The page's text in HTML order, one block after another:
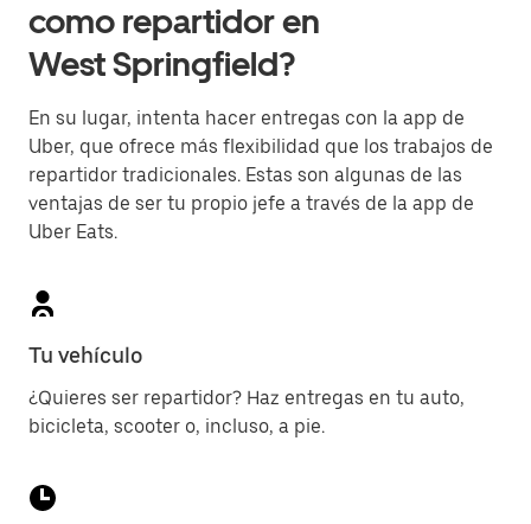
como repartidor en
West Springfield?
En su lugar, intenta hacer entregas con la app de
Uber, que ofrece más flexibilidad que los trabajos de
repartidor tradicionales. Estas son algunas de las
ventajas de ser tu propio jefe a través de la app de
Uber Eats.
Tu vehículo
¿Quieres ser repartidor? Haz entregas en tu auto,
bicicleta, scooter o, incluso, a pie.